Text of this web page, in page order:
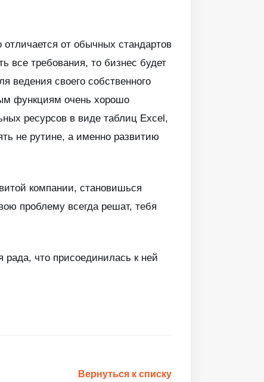
от обычных стандартов
все требования, то бизнес будет
ведения своего собственного
функциям очень хорошо
ресурсов в виде таблиц Excel,
не рутине, а именно развитию
компании, становишься
проблему всегда решат, тебя
рада, что присоединилась к ней
Вернуться к списку